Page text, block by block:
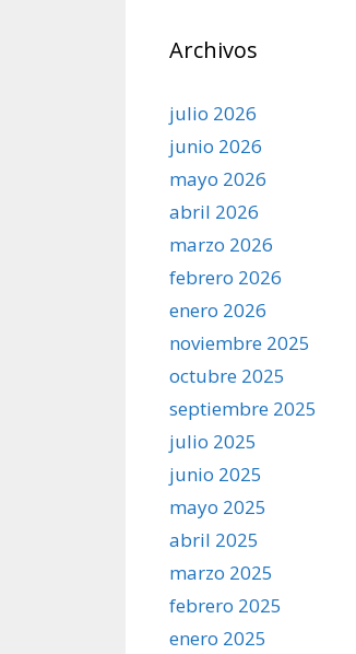
Archivos
julio 2026
junio 2026
mayo 2026
abril 2026
marzo 2026
febrero 2026
enero 2026
noviembre 2025
octubre 2025
septiembre 2025
julio 2025
junio 2025
mayo 2025
abril 2025
marzo 2025
febrero 2025
enero 2025